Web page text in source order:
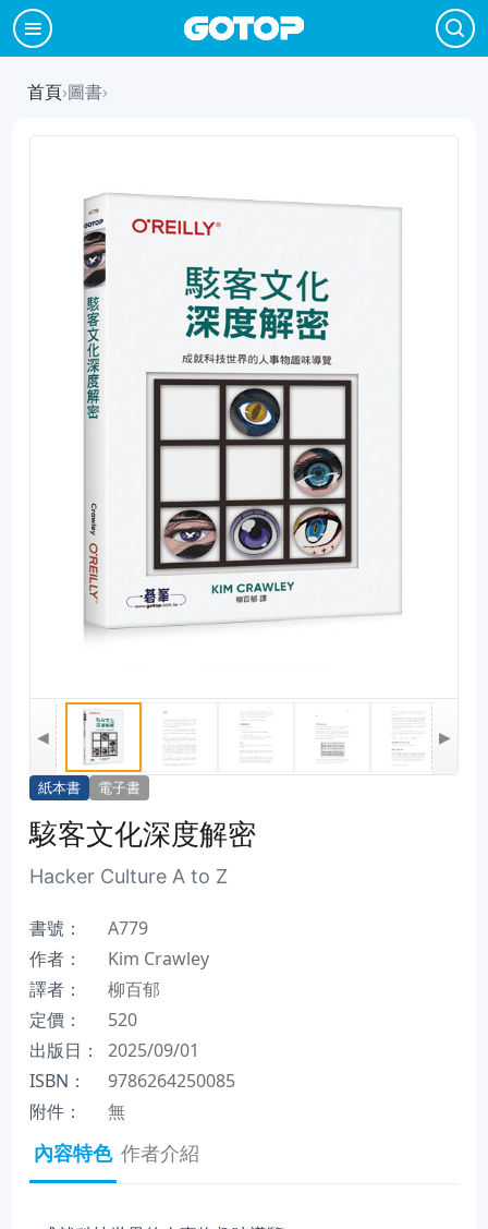
首頁›圖書›
◀ ▶
紙本書 電子書
駭客文化深度解密
Hacker Culture A to Z
書號：
A779
作者：
Kim Crawley
譯者：
柳百郁
定價：
520
出版日：
2025/09/01
ISBN：
9786264250085
附件：
無
內容特色 作者介紹